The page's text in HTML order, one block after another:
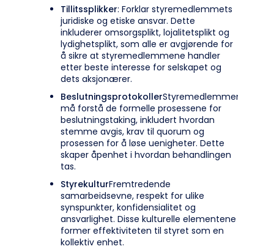
Tillitssplikker: Forklar styremedlemmets
juridiske og etiske ansvar. Dette
inkluderer omsorgsplikt, lojalitetsplikt og
lydighetsplikt, som alle er avgjørende for
å sikre at styremedlemmene handler
etter beste interesse for selskapet og
dets aksjonærer.
BeslutningsprotokollerStyremedlemmene
må forstå de formelle prosessene for
beslutningstaking, inkludert hvordan
stemme avgis, krav til quorum og
prosessen for å løse uenigheter. Dette
skaper åpenhet i hvordan behandlingen
tas.
StyrekulturFremtredende
samarbeidsevne, respekt for ulike
synspunkter, konfidensialitet og
ansvarlighet. Disse kulturelle elementene
former effektiviteten til styret som en
kollektiv enhet.